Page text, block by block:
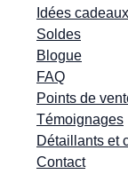
Idées cadeaux
Soldes
Blogue
FAQ
Points de
Témoignages
Détaillants et
Contact